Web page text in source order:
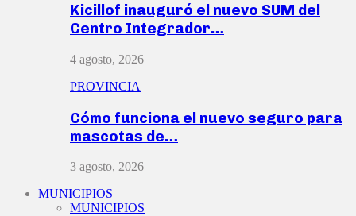
Kicillof inauguró el nuevo SUM del
Centro Integrador…
4 agosto, 2026
PROVINCIA
Cómo funciona el nuevo seguro para
mascotas de…
3 agosto, 2026
MUNICIPIOS
MUNICIPIOS